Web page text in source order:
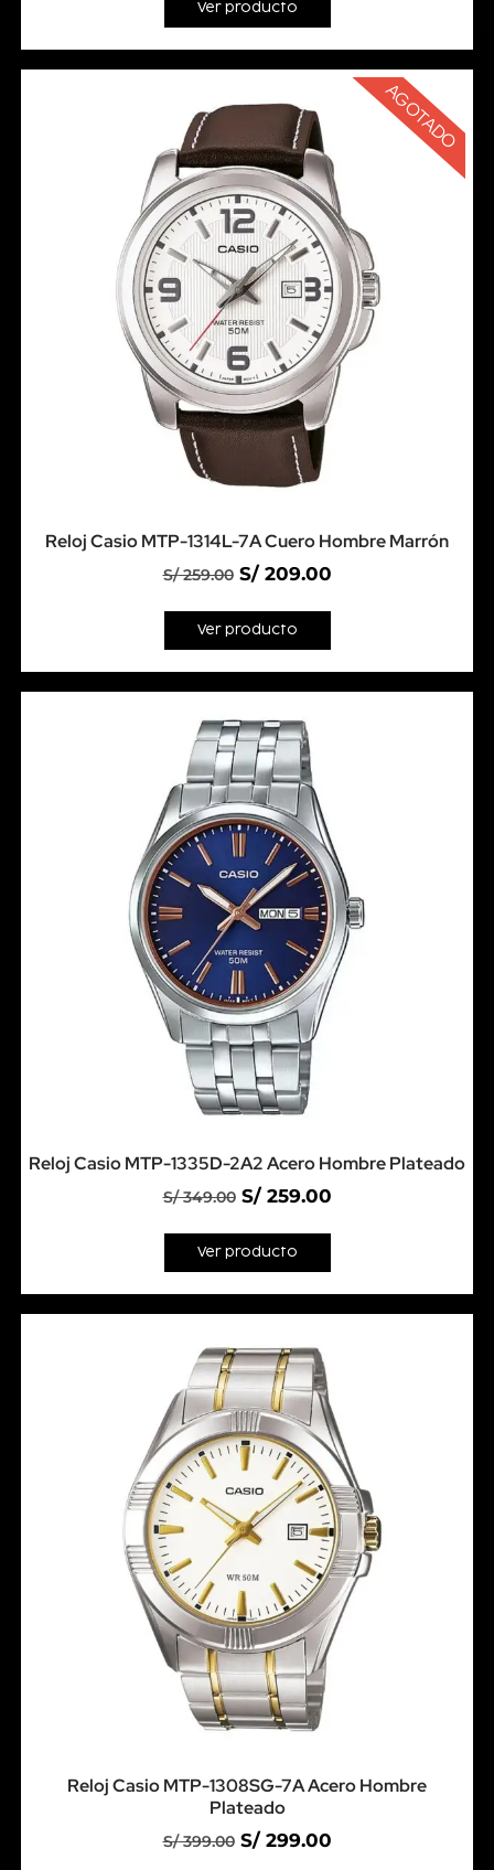
Ver producto
AGOTADO
Reloj Casio MTP-1314L-7A Cuero Hombre Marrón
S/259.00 S/209.00
Ver producto
Reloj Casio MTP-1335D-2A2 Acero Hombre Plateado
S/349.00 S/259.00
Ver producto
Reloj Casio MTP-1308SG-7A Acero Hombre
Plateado
S/399.00 S/299.00